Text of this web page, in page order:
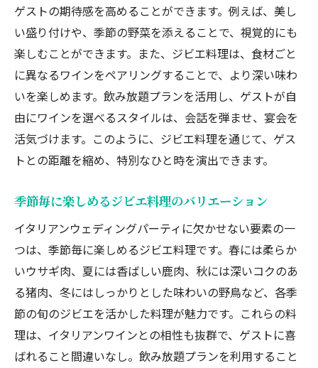
ゲストの期待感を高めることができます。例えば、美し
い盛り付けや、季節の野菜を添えることで、視覚的にも
楽しむことができます。また、ジビエ料理は、食材ごと
に異なるワインをペアリングすることで、より深い味わ
いを楽しめます。飲み放題プランを活用し、ゲストが自
由にワインを選べるスタイルは、会話を弾ませ、宴会を
活気づけます。このように、ジビエ料理を通じて、ゲス
トとの距離を縮め、特別なひと時を演出できます。
季節毎に楽しめるジビエ料理のバリエーション
イタリアンウェディングパーティに欠かせない要素の一
つは、季節毎に楽しめるジビエ料理です。春には柔らか
いウサギ肉、夏には香ばしい鹿肉、秋には深いコクのあ
る猪肉、冬にはしっかりとした味わいの野鳥など、各季
節の旬のジビエを活かした料理が魅力です。これらの料
理は、イタリアンワインとの相性も抜群で、ゲストに喜
ばれること間違いなし。飲み放題プランを利用すること